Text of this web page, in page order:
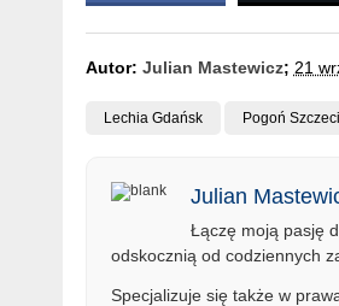
Autor: Julian Mastewicz; 21
Lechia Gdańsk Pogoń
Julian
Łączę moją pasję
odskocznią od codziennych
Specjalizuje się także w